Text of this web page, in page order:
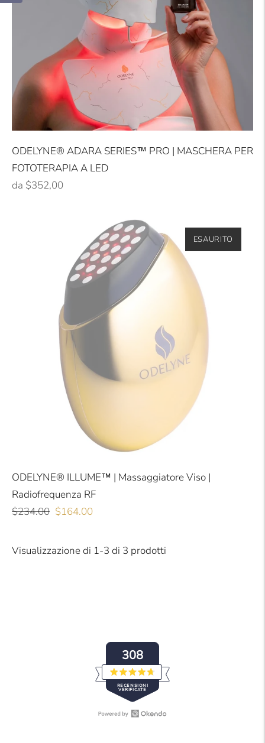
ODELYNE® ADARA SERIES™ PRO | MASCHERA PER
FOTOTERAPIA A LED
Prezzo
da $352,00
ESAURITO
ODELYNE® ILLUME™ | Massaggiatore Viso |
Radiofrequenza RF
Prezzo
$234.00 Prezzo
$164.00
Visualizzazione di 1-3 di 3 prodotti
308
RECENSIONI
VERIFICATE
Valutato
4.7
su
5
stelle